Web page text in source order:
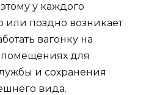
у каждого
или поздно возникает
вагонку на
для
и сохранения
вида.